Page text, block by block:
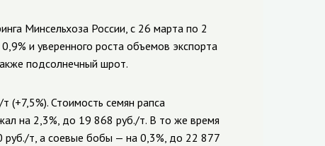
Минсельхоза России, с 26 марта по 2
и уверенного роста объемов экспорта
подсолнечный шрот.
Стоимость семян рапса
на 2,3%, до 19 868 руб./т. В то же время
т, а соевые бобы — на 0,3%, до 22 877